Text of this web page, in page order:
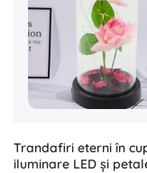
Trandafiri eterni în
iluminare LED și